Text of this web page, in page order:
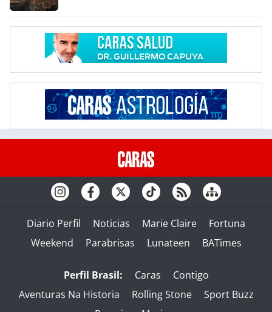
Diario Perfil Noticias Marie Claire
Fortuna
Weekend
Parabrisas Lunateen BATimes
Perfil Brasil: Caras
Contigo
Aventuras Na Historia
Rolling Stone
Sport Buzz